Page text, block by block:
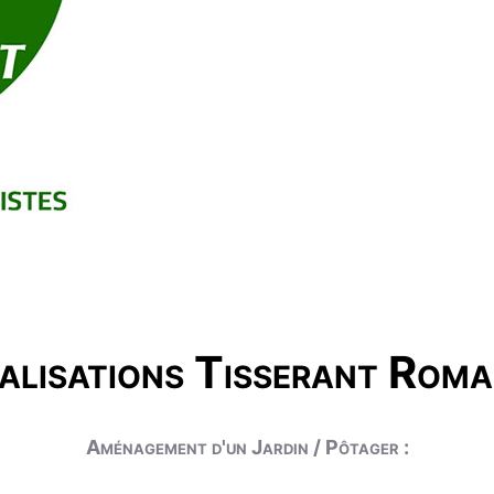
Tisserant
Aménagement d'un Jardin / Pôtager :